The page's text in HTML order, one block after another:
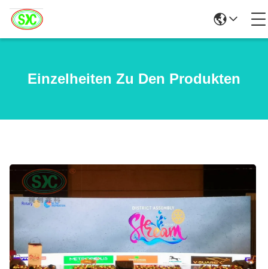
Einzelheiten Zu Den Produkten